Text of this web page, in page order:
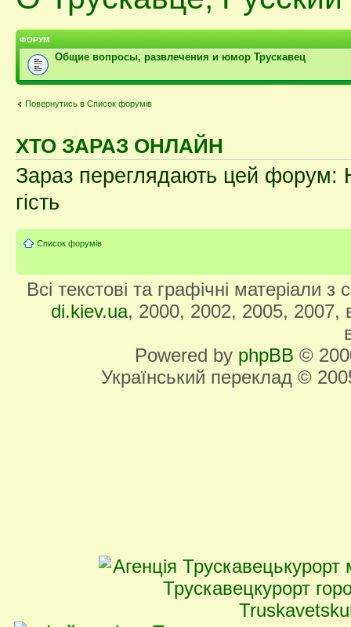
ФОРУМ
Общие вопросы, развлечения и юмор Трускавец
Повернутись в Список форумів
ХТО ЗАРАЗ ОНЛАЙН
Зараз переглядають цей форум:
гість
Список форумів
Всі текстові та графічні матеріали
di.kiev.ua, 2000, 2002, 2005, 2007,
Powered by phpBB ©
Український переклад ©